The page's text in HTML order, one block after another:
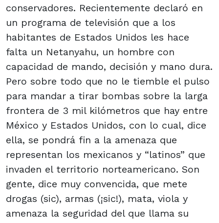
conservadores. Recientemente declaró en
un programa de televisión que a los
habitantes de Estados Unidos les hace
falta un Netanyahu, un hombre con
capacidad de mando, decisión y mano dura.
Pero sobre todo que no le tiemble el pulso
para mandar a tirar bombas sobre la larga
frontera de 3 mil kilómetros que hay entre
México y Estados Unidos, con lo cual, dice
ella, se pondrá fin a la amenaza que
representan los mexicanos y “latinos” que
invaden el territorio norteamericano. Son
gente, dice muy convencida, que mete
drogas (sic), armas (¡sic!), mata, viola y
amenaza la seguridad del que llama su